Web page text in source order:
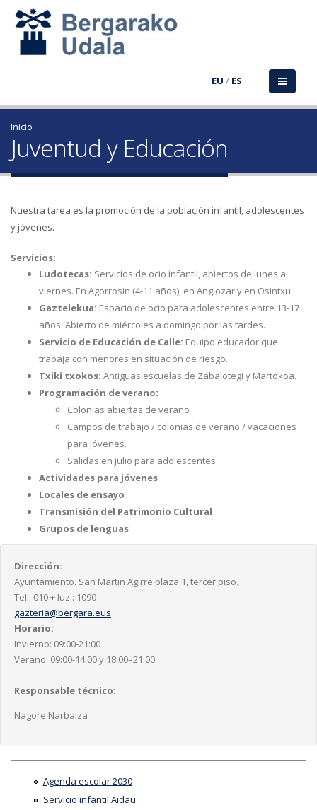
EU / ES
Inicio
Juventud y Educación
Nuestra tarea es la promoción de la población infantil, adolescentes
y jóvenes.
Servicios:
Ludotecas: Servicios de ocio infantil, abiertos de lunes a
viernes. En Agorrosin (4-11 años), en Angiozar y en Osintxu.
Gaztelekua: Espacio de ocio para adolescentes entre 13-17
años. Abierto de miércoles a domingo por las tardes.
Servicio de Educación de Calle: Equipo educador que
trabaja con menores en situación de riesgo.
Txiki txokos: Antiguas escuelas de Zabalotegi y Martokoa.
Programación de verano:
Colonias abiertas de verano
Campos de trabajo / colonias de verano / vacaciones
para jóvenes.
Salidas en julio para adolescentes.
Actividades para jóvenes
Locales de ensayo
Transmisión del Patrimonio Cultural
Grupos de lenguas
Dirección:
Ayuntamiento. San Martin Agirre plaza 1, tercer piso.
Tel.: 010 + luz.: 1090
gazteria@bergara.eus
Horario:
Invierno: 09:00-21:00
Verano: 09:00-14:00 y 18:00–21:00
Responsable técnico:
Nagore Narbaiza
Agenda escolar 2030
Servicio infantil Aidau